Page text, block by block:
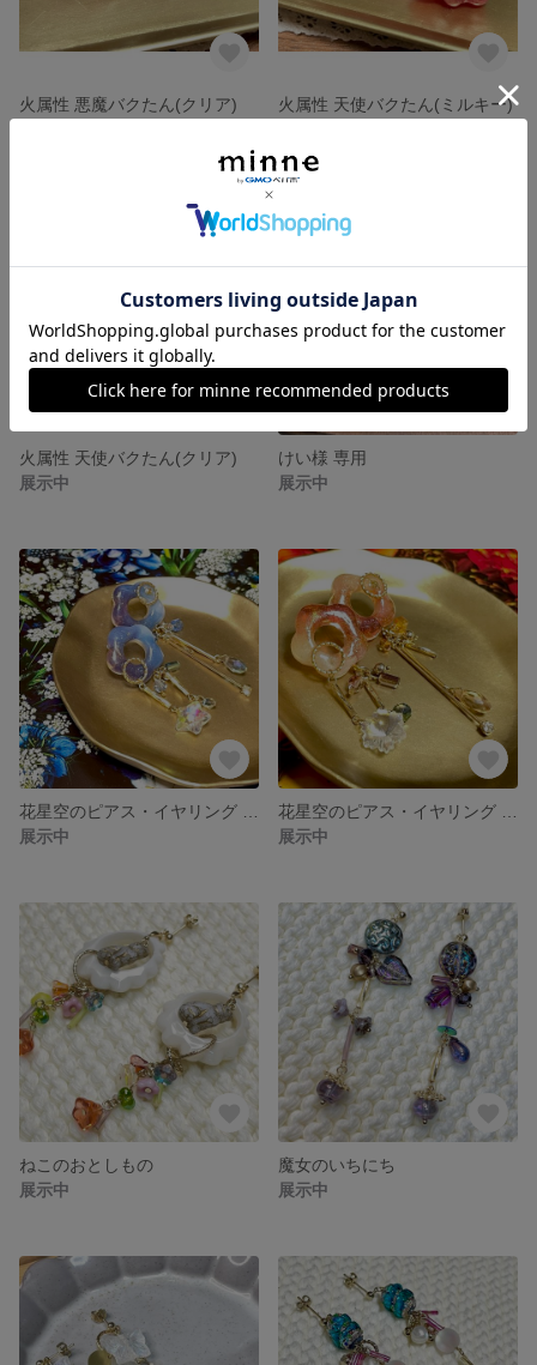
火属性 悪魔バクたん(クリア)
火属性 天使バクたん(ミルキー)
火属性 天使バクたん(クリア)
展示中
けい様 専用
展示中
展示中
展示中
ねこのおとしもの
展示中
魔女のいちにち
展示中